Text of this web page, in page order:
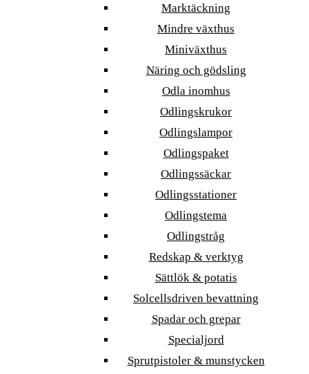
Marktäckning
Mindre växthus
Miniväxthus
Näring och gödsling
Odla inomhus
Odlingskrukor
Odlingslampor
Odlingspaket
Odlingssäckar
Odlingsstationer
Odlingstema
Odlingstråg
Redskap & verktyg
Sättlök & potatis
Solcellsdriven bevattning
Spadar och grepar
Specialjord
Sprutpistoler & munstycken